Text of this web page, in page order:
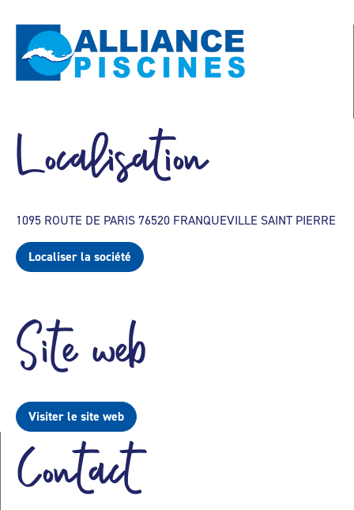
Localisation
1095 ROUTE DE PARIS 76520 FRANQUEVILLE SAINT PIERRE
Localiser la société
Site web
Visiter le site web
Contact